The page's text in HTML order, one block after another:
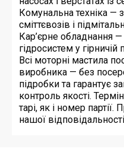
Комунальна техніка —
сміттєвозів і
Кар’єрне обладнання —
гідросистем у гірничій
Всі моторні мастила
виробника — без
підробки та гарантує
контроль якості.
тарі, як і номер партії.
нашої